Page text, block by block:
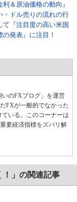
利＆原油価格の動向』
・ドル売りの流れの行
て『注目度の高い米国
の発表』に注目！
のFXブログ」を運営
FXが一般的でなかった
いる。このコーナーは
要経済指標をズバリ解
！」の関連記事